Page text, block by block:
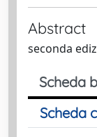
Abstract
seconda
Scheda
Scheda